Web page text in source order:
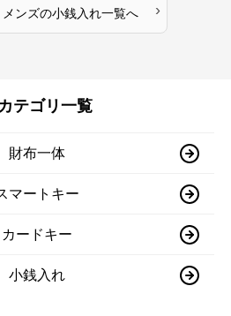
ンズの小銭入れ一覧へ ›
テゴリ一覧
財布一体
マートキー
カードキー
小銭入れ